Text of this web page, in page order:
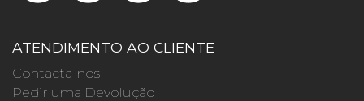
ATENDIMENTO AO CLIENTE
Contacta-nos
Pedir uma Devolução